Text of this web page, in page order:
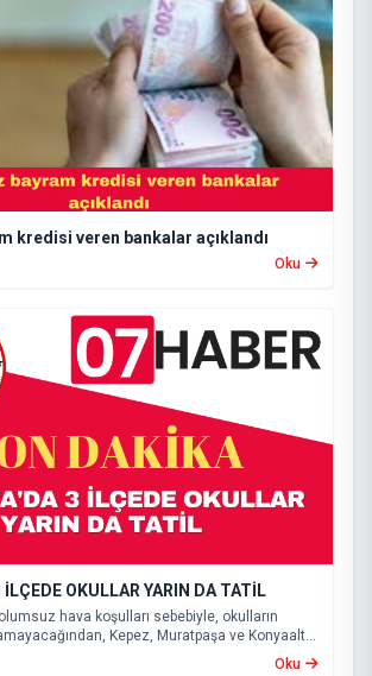
kredisi veren bankalar açıklandı
Oku
İLÇEDE OKULLAR YARIN DA TATİL
hava koşulları sebebiyle, okulların
Kepez, Muratpaşa ve Konyaaltı
yarın da ara verileceğini açıkladı.
Oku